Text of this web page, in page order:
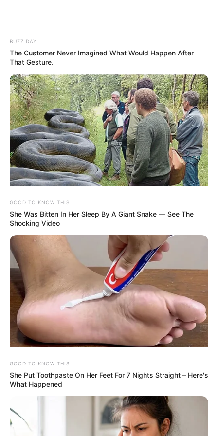
Promis
setzen
immer öfter
auf digitale
Unterhaltung
statt
klassische
Freizeittrends
Massive
Welle zieht
mehrere
Touristen ins
Meer!
Spanische
wird zum
Albtraum
Massive
Welle zieht
mehrere
Urlauber ins
Meer!
Spanische
zum
Albtraum
Gewaltige
Welle reißt
Touristen ins
Meer!
Albtraum
auf
spanischer
Urlaubsinsel
Gigantische
Welle zieht
Meer!
Tragödie
Kanaren-
Gigantische
Welle zieht
Touristen ins
Meer!
auf
spanischer
Urlaubsinsel
BUZZ DAY
The Customer Never Imagined What Would Happen After
That Gesture.
GOOD TO KNOW THIS
She Was Bitten In Her Sleep By A Giant Snake — See The
Shocking Video
GOOD TO KNOW THIS
She Put Toothpaste On Her Feet For 7 Nights Straight – Here's
What Happened